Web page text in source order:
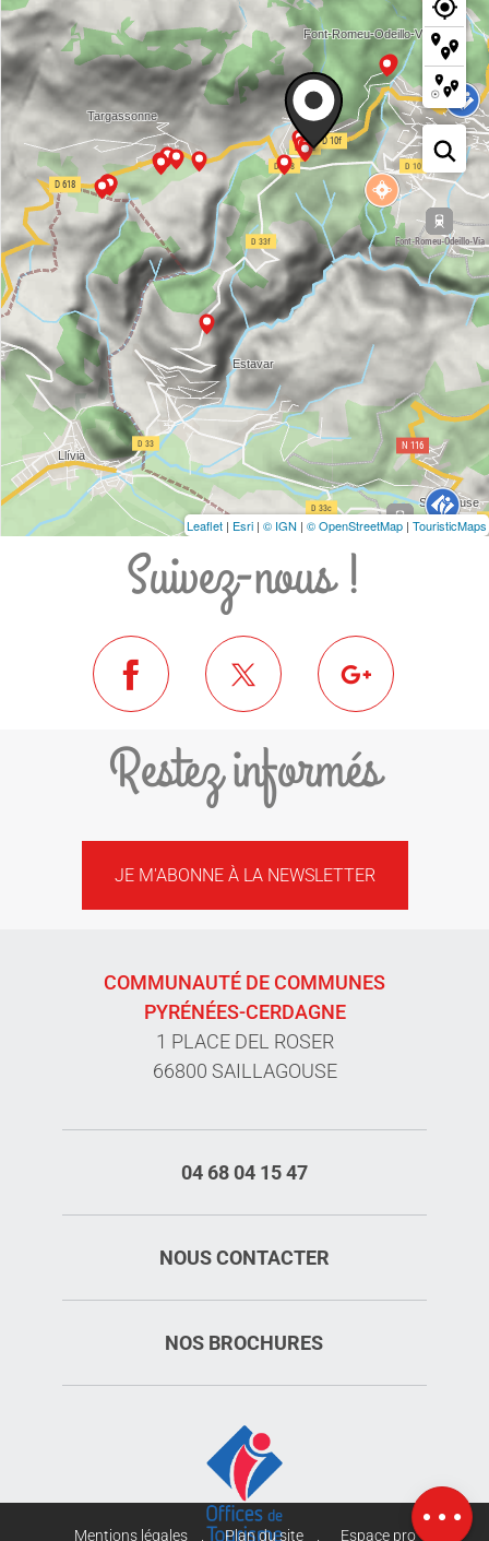
Carte
Leaflet | Esri | © IGN | © OpenStreetMap | TouristicMaps
Suivez-nous !
Restez informés
JE M'ABONNE À LA NEWSLETTER
COMMUNAUTÉ DE COMMUNES
PYRÉNÉES-CERDAGNE
1 PLACE DEL ROSER
66800 SAILLAGOUSE
04 68 04 15 47
NOUS CONTACTER
NOS BROCHURES
Mentions légales Plan du site Espace pro